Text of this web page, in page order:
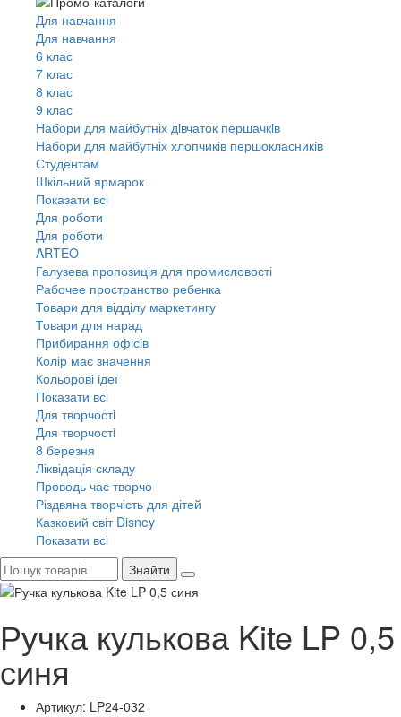
Для навчання
Для навчання
6 клас
7 клас
8 клас
9 клас
Набори для майбутніх дiвчаток першачкiв
Набори для майбутніх хлопчиків першокласників
Студентам
Шкільний ярмарок
Показати всі
Для роботи
Для роботи
ARTEO
Галузева пропозиція для промисловості
Рабочее пространство ребенка
Товари для відділу маркетингу
Товари для нарад
Прибирання офісів
Колір має значення
Кольорові ідеї
Показати всі
Для творчостi
Для творчостi
8 березня
Ліквідація складу
Проводь час творчо
Різдвяна творчість для дітей
Казковий світ Disney
Показати всі
Знайти
Ручка кулькова Kite LP 0,5
синя
Артикул: LP24-032